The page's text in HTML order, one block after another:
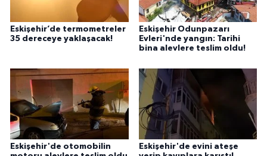
Eskişehir’de termometreler
35 dereceye yaklaşacak!
Eskişehir Odunpazarı
Evleri'nde yangın: Tarihi
bina alevlere teslim oldu!
Eskişehir'de otomobilin
Eskişehir'de evini ateşe